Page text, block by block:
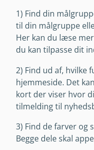
1) Find din
til din målgruppe
Her kan du læse
du kan tilpasse dit
2) Find ud af, hvilke
hjemmeside. Det
kort der viser hvor
tilmelding til
3) Find de farver og
Begge dele skal